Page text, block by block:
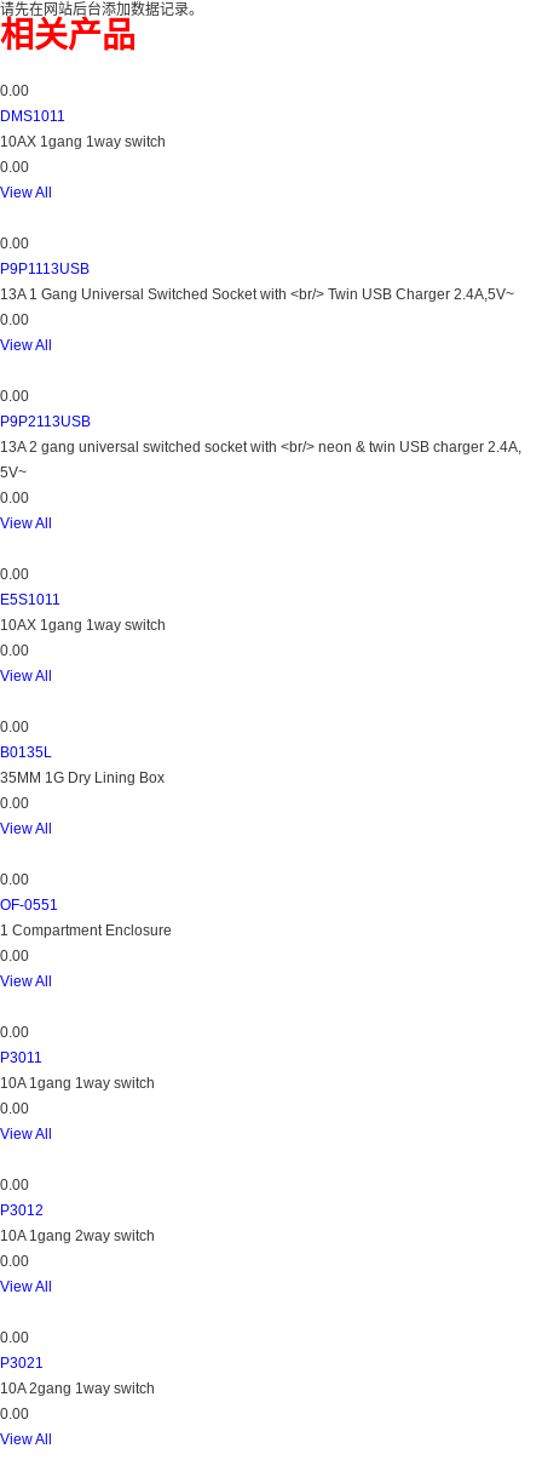
请先在网站后台添加数据记录。
相关产品
0.00
DMS1011
10AX 1gang 1way switch
0.00
View All
0.00
P9P1113USB
13A 1 Gang Universal Switched Socket with <br/> Twin USB Charger 2.4A,5V~
0.00
View All
0.00
P9P2113USB
13A 2 gang universal switched socket with <br/> neon & twin USB charger 2.4A,
5V~
0.00
View All
0.00
E5S1011
10AX 1gang 1way switch
0.00
View All
0.00
B0135L
35MM 1G Dry Lining Box
0.00
View All
0.00
OF-0551
1 Compartment Enclosure
0.00
View All
0.00
P3011
10A 1gang 1way switch
0.00
View All
0.00
P3012
10A 1gang 2way switch
0.00
View All
0.00
P3021
10A 2gang 1way switch
0.00
View All